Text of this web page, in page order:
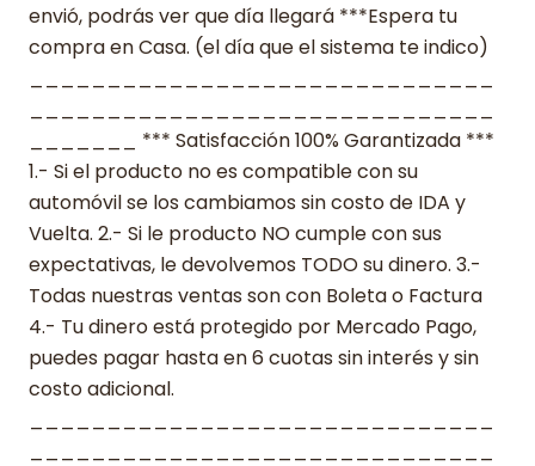
envió, podrás ver que día llegará ***Espera tu
compra en Casa. (el día que el sistema te indico)
_______ *** Satisfacción 100% Garantizada ***
1.- Si el producto no es compatible con su
automóvil se los cambiamos sin costo de IDA y
Vuelta. 2.- Si le producto NO cumple con sus
expectativas, le devolvemos TODO su dinero. 3.-
Todas nuestras ventas son con Boleta o Factura
4.- Tu dinero está protegido por Mercado Pago,
puedes pagar hasta en 6 cuotas sin interés y sin
costo adicional.